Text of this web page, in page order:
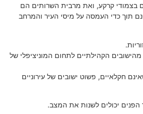
בצמודי קרקע, ואת מרבית השרותים הם
תוך כדי העמסה על מיסי העיר והמרחב
מהישובים הקהילתיים לתחום המוניציפלי של
חקלאיים, פשוט ישובים של עירוניים
יכולים לשנות את המצב.